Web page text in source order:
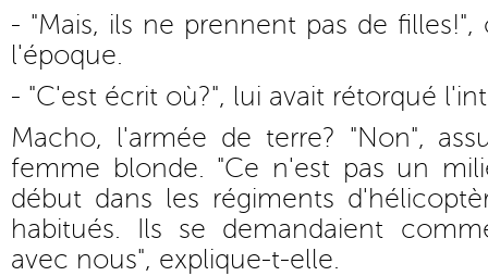
- "Mais, ils ne prennent pas de
l'époque.
- "C'est écrit où?", lui avait rétorqué
Macho, l'armée de terre? "Non",
femme blonde. "Ce n'est pas un
début dans les régiments
habitués. Ils se demandaient
avec nous", explique-t-elle.